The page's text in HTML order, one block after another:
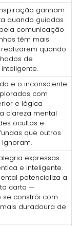
ganham
quando guiadas
comunicação
têm mais
quando
de
e o inconsciente
com
e lógica
clareza mental
ocultas e
que outros
expressas
e inteligente.
potencializa a
carta —
constrói com
duradoura de